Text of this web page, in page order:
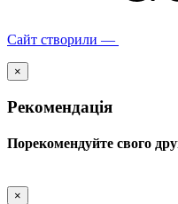
Сайт створили —
×
Рекомендація
Порекомендуйте свого
×